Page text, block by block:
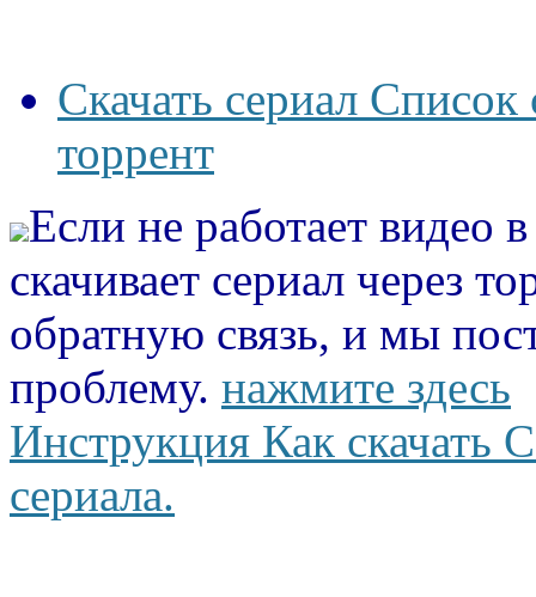
Скачать сериал Список
торрент
Если не работает видео
скачивает сериал через
обратную связь, и мы
проблему. нажмите здесь
Инструкция Как скачать
сериала.